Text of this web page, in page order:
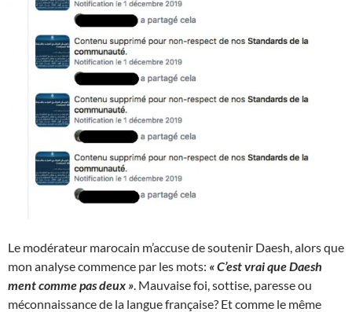
Le modérateur marocain m’accuse de soutenir Daesh, alors que
mon analyse commence par les mots: « C’est vrai que Daesh
ment comme pas deux ». Mauvaise foi, sottise, paresse ou
méconnaissance de la langue française? Et comme le même